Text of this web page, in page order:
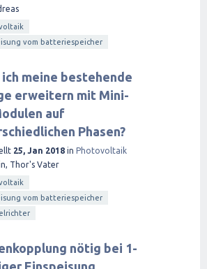
vom batteriespeicher
ich meine bestehende
erweitern mit Mini-
auf
Phasen?
25, Jan 2018 in Photovoltaik
Thor's Vater
vom batteriespeicher
nötig bei 1-
Einspeisung